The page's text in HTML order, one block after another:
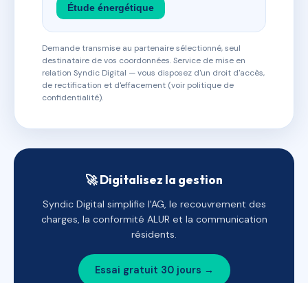
Étude énergétique
Demande transmise au partenaire sélectionné, seul
destinataire de vos coordonnées. Service de mise en
relation Syndic Digital — vous disposez d'un droit d'accès,
de rectification et d'effacement (voir politique de
confidentialité).
🚀 Digitalisez la gestion
Syndic Digital simplifie l'AG, le recouvrement des
charges, la conformité ALUR et la communication
résidents.
Essai gratuit 30 jours →